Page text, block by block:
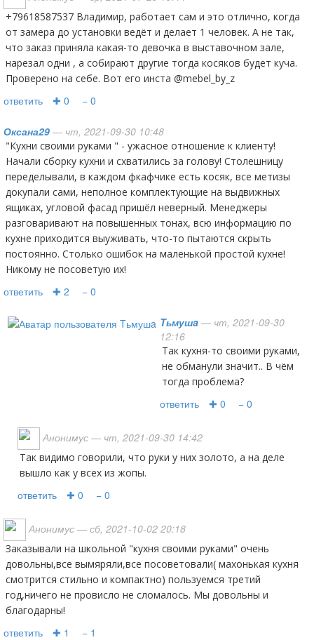
+79618587537 Владимир, работает сам и это отлично, когда
от замера до установки ведёт и делает 1 человек. А не так,
что заказ приняла какая-то девочка в выставочном зале,
нарезал одни , а собирают другие тогда косяков будет куча.
Проверено на себе. Вот его инста @mebel_by_z
ответить ✚ 0 − 0
Оксана29 — чт, 2021-09-30 10:48
"Кухни своими руками " - ужасное отношение к клиенту!
Начали сборку кухни и схватились за голову! Столешницу
переделывали, в каждом фкафчике есть косяк, все метизы
докупали сами, неполное комплектующие на выдвижных
ящиках, угловой фасад пришёл неверный. Менеджеры
разговаривают на повышенных тонах, всю информацию по
кухне приходится выуживать, что-то пытаются скрыть
постоянно. Столько ошибок на маленькой простой кухне!
Никому не посоветую их!
ответить ✚ 2 − 0
Tьмушa — чт, 2021-09-30
12:16
Так кухня-то своими руками,
не обманули значит.. В чём
тогда проблема?
ответить ✚ 0 − 0
Анонимус — чт, 2021-09-30 14:42
Так видимо говорили, что руки у них золото, а на деле
вышло как у всех из жопы.
ответить ✚ 0 − 0
Анонимус — сб, 2021-10-02 20:18
Заказывали на школьной "кухня своими руками" очень
довольны,все вымяряли,все посоветовали( махонькая кухня
смотрится стильно и компактно) пользуемся третий
год,ничего не провисло не сломалось. Мы довольны и
благодарны!
ответить ✚ 1 − 1